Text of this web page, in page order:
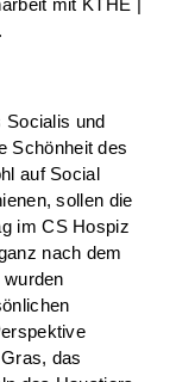
mit KTHE |
Socialis und
Schönheit des
auf Social
sollen die
im CS Hospiz
nach dem
wurden
das